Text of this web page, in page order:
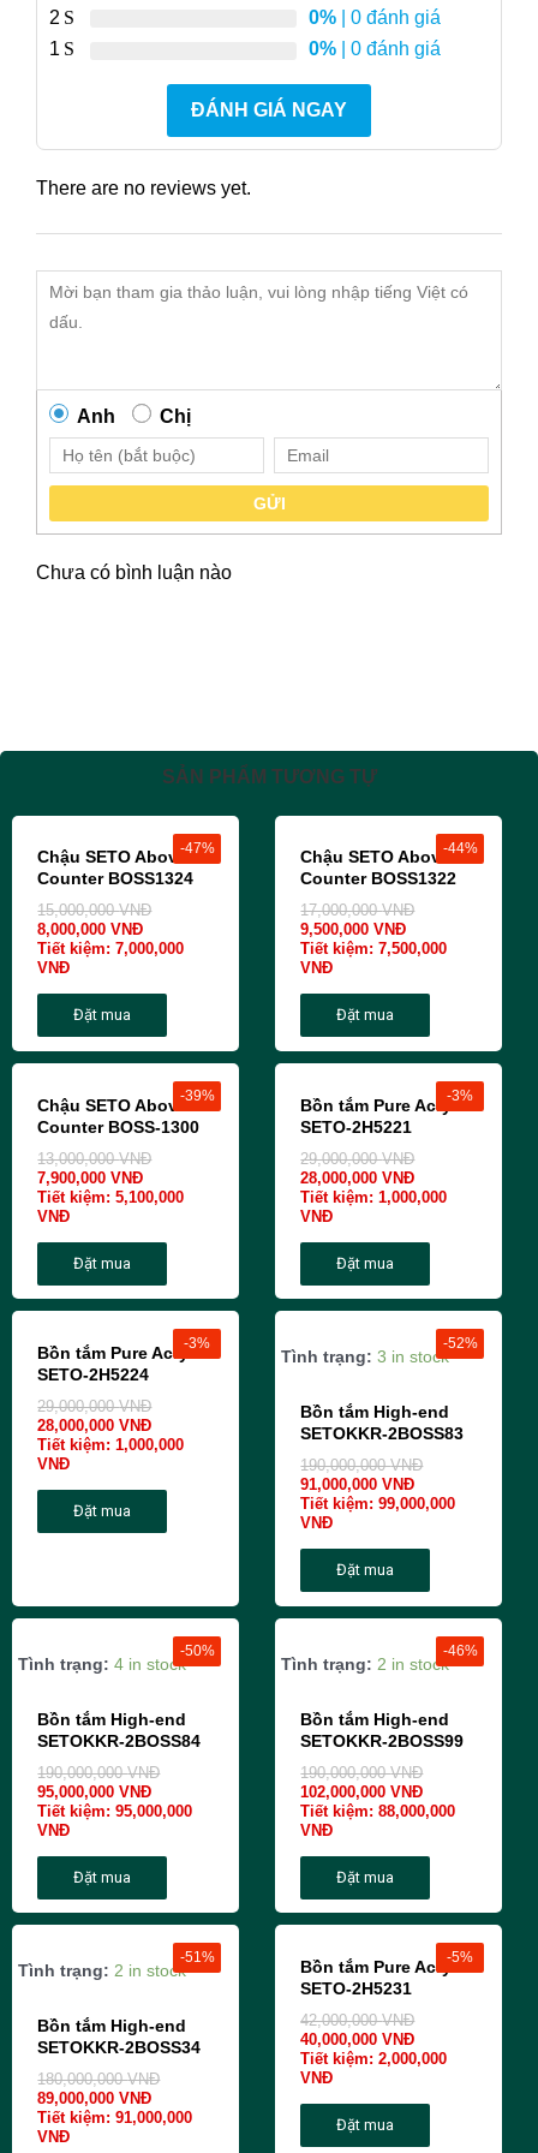
2 0% | 0 đánh giá
1
0% | 0 đánh giá
ĐÁNH GIÁ NGAY
There are no reviews yet.
Anh Chị
GỬI
Chưa có bình luận nào
SẢN PHẨM TƯƠNG TỰ
-47%
Chậu SETO Above
Counter BOSS1324
15,000,000VNĐ
8,000,000VNĐ
Tiết kiệm:7,000,000
VNĐ
Đặt mua
-44%
Chậu SETO Above
Counter BOSS1322
17,000,000VNĐ
9,500,000VNĐ
Tiết kiệm:7,500,000
VNĐ
Đặt mua
-39%
Chậu SETO Above
Counter BOSS-1300
13,000,000VNĐ
7,900,000VNĐ
Tiết kiệm:5,100,000
VNĐ
Đặt mua
-3%
Bồn tắm Pure Acrylic
SETO-2H5221
29,000,000VNĐ
28,000,000VNĐ
Tiết kiệm:1,000,000
VNĐ
Đặt mua
-3%
Bồn tắm Pure Acrylic
SETO-2H5224
29,000,000VNĐ
28,000,000VNĐ
Tiết kiệm:1,000,000
VNĐ
Đặt mua
-52%
Tình trạng: 3 in stock
Bồn tắm High-end
SETOKKR-2BOSS83
190,000,000VNĐ
91,000,000VNĐ
Tiết kiệm:99,000,000
VNĐ
Đặt mua
-50%
Tình trạng: 4 in stock
Bồn tắm High-end
SETOKKR-2BOSS84
190,000,000VNĐ
95,000,000VNĐ
Tiết kiệm:95,000,000
VNĐ
Đặt mua
-46%
Tình trạng: 2 in stock
Bồn tắm High-end
SETOKKR-2BOSS99
190,000,000VNĐ
102,000,000VNĐ
Tiết kiệm:88,000,000
VNĐ
Đặt mua
-51%
Tình trạng: 2 in stock
Bồn tắm High-end
SETOKKR-2BOSS34
180,000,000VNĐ
89,000,000VNĐ
Tiết kiệm:91,000,000
VNĐ
-5%
Bồn tắm Pure Acrylic
SETO-2H5231
42,000,000VNĐ
40,000,000VNĐ
Tiết kiệm:2,000,000
VNĐ
Đặt mua